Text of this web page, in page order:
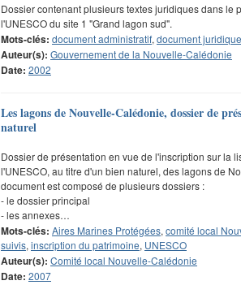
Dossier contenant plusieurs textes juridiques dans le
l'UNESCO du site 1 "Grand lagon sud".
Mots-clés: document administratif, document juridique
Auteur(s): Gouvernement de la Nouvelle-Calédonie
Date: 2002
Les lagons de Nouvelle-Calédonie, dossier de
naturel
Dossier de présentation en vue de l'inscription sur la
l'UNESCO, au titre d'un bien naturel, des lagons de
document est composé de plusieurs dossiers :
- le dossier principal
- les annexes…
Mots-clés: Aires Marines Protégées, comité local
suivis, inscription du patrimoine, UNESCO
Auteur(s): Comité local Nouvelle-Calédonie
Date: 2007